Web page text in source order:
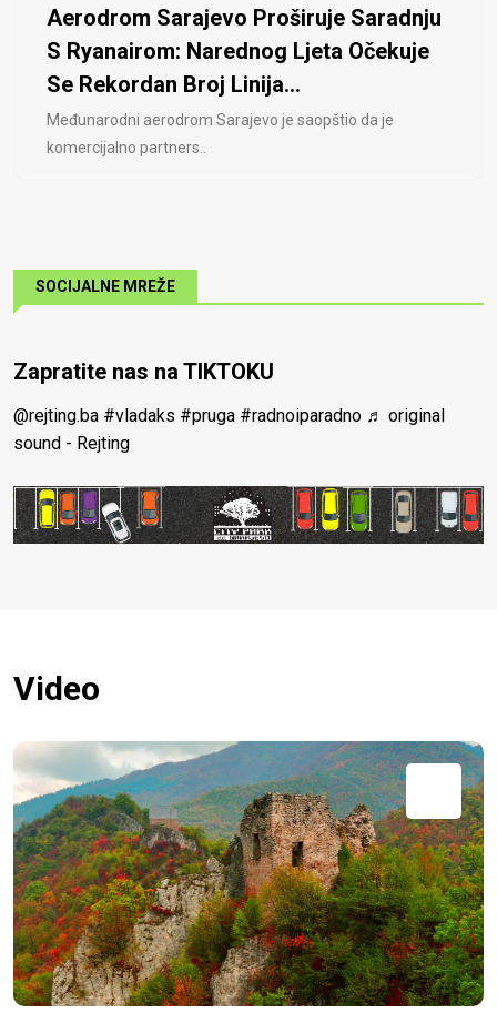
Aerodrom Sarajevo Proširuje Saradnju
S Ryanairom: Narednog Ljeta Očekuje
Se Rekordan Broj Linija...
Međunarodni aerodrom Sarajevo je saopštio da je
komercijalno partners..
SOCIJALNE MREŽE
Zapratite nas na TIKTOKU
@rejting.ba #vladaks #pruga #radnoiparadno ♬ original
sound - Rejting
Video